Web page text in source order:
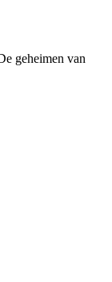
geheimen van